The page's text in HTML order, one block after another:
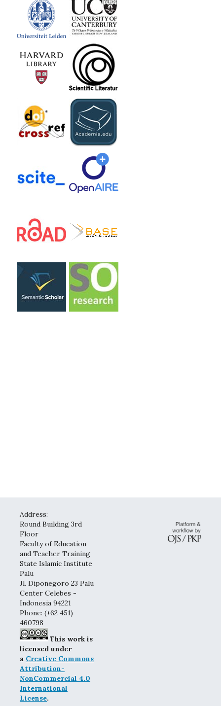
Address:
Round Building 3rd
Floor
Faculty of Education
and Teacher Training
State Islamic Institute
Palu
Jl. Diponegoro 23 Palu
Center Celebes -
Indonesia 94221
Phone: (+62 451)
460798
This work is
licensed under
a Creative Commons
Attribution-
NonCommercial 4.0
International
License.